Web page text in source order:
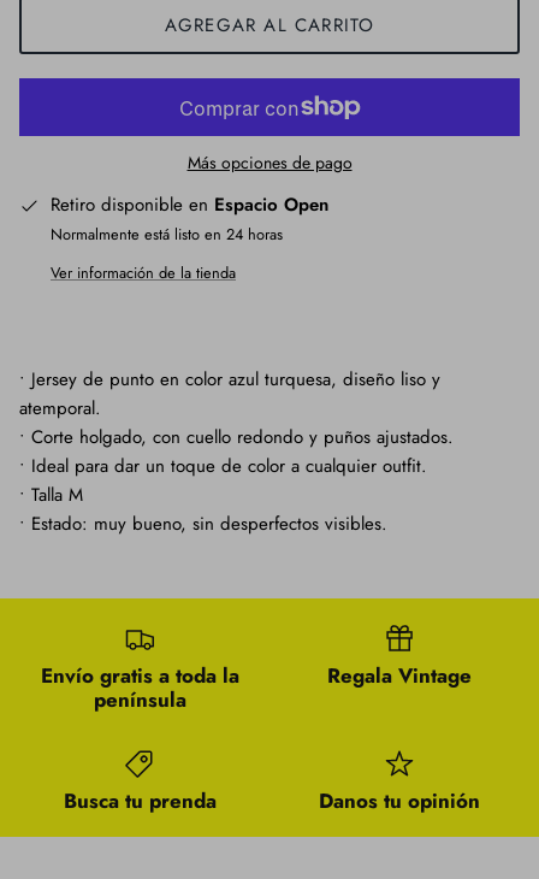
AGREGAR AL CARRITO
Más opciones de pago
Retiro disponible en Espacio Open
Normalmente está listo en 24 horas
Ver información de la tienda
• Jersey de punto en color azul turquesa, diseño liso y
atemporal.
• Corte holgado, con cuello redondo y puños ajustados.
• Ideal para dar un toque de color a cualquier outfit.
• Talla M
• Estado: muy bueno, sin desperfectos visibles.
Envío gratis a toda la
península
Regala Vintage
Busca tu prenda Danos tu opinión